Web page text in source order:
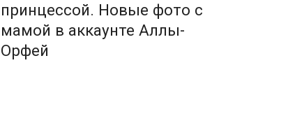
принцессой. Новые фото с
мамой в аккаунте Аллы-
Орфей